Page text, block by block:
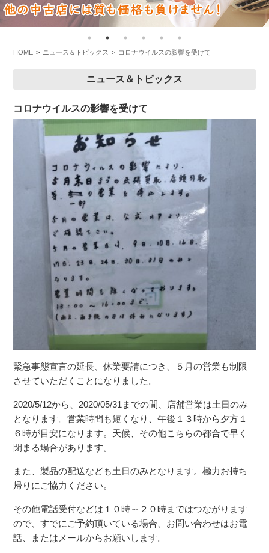
HOME ニュース＆トピックス コロナウイルスの影響を受けて
ニュース＆トピックス
コロナウイルスの影響を受けて
緊急事態宣言の延長、休業要請につき、５月の営業も制限
させていただくことになりました。
2020/5/12から、2020/05/31までの間、店舗営業は土日のみ
となります。営業時間も短くなり、午後１３時から夕方１
６時が目安になります。天候、その他こちらの都合で早く
閉まる場合があります。
また、製品の配送なども土日のみとなります。極力お持ち
帰りにご協力ください。
その他電話受付などは１０時～２０時まではつながります
ので、すでにご予約頂いている場合、お問い合わせはお電
話、またはメールからお願いします。